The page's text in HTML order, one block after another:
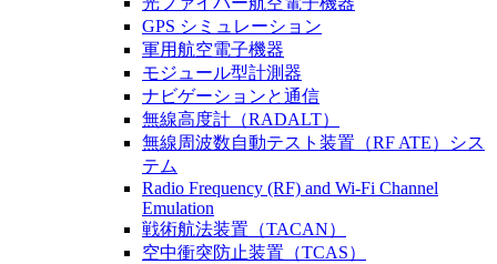
GPS シミュレーション
軍用航空電子機器
モジュール型計測器
ナビゲーションと通信
無線高度計（RADALT）
無線周波数自動テスト装置（RF ATE）シス
テム
Radio Frequency (RF) and Wi-Fi Channel
Emulation
戦術航法装置（TACAN）
空中衝突防止装置（TCAS）